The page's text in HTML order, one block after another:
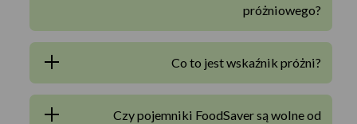
próżniowego?
Co to jest wskaźnik próżni?
Czy pojemniki FoodSaver są wolne od